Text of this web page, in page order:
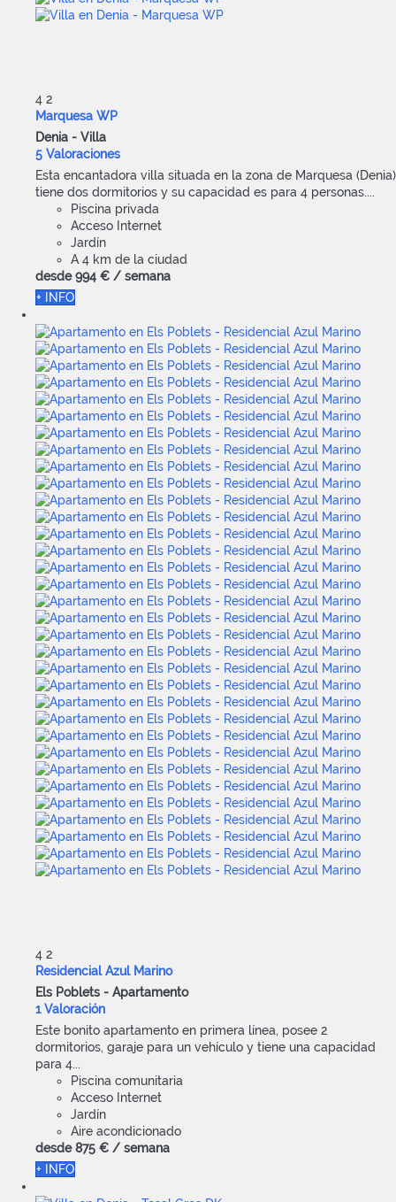
4 2
Marquesa WP
Denia - Villa
5 Valoraciones
Esta encantadora villa situada en la zona de Marquesa (Denia)
tiene dos dormitorios y su capacidad es para 4 personas....
Piscina privada
Acceso Internet
Jardín
A 4 km de la ciudad
desde 994 € / semana
+ INFO
4 2
Residencial Azul Marino
Els Poblets - Apartamento
1 Valoración
Este bonito apartamento en primera línea, posee 2
dormitorios, garaje para un vehículo y tiene una capacidad
para 4...
Piscina comunitaria
Acceso Internet
Jardín
Aire acondicionado
desde 875 € / semana
+ INFO